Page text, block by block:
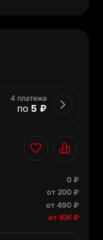
4 платежа
по 5 ₽
0 ₽
от 200 ₽
от 490 ₽
от 10К ₽